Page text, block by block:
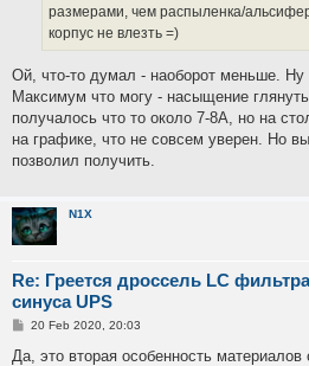
размерами, чем распыленка/
корпус не влезть =)
Ой, что-то думал - наоборот меньше. Ну
Максимум что могу - насыщение
получалось что то около 7-8А, но на
на графике, что не совсем уверен. Но
позволил получить.
N1X
Re: Греется дроссель LC
синуса UPS
P
s
20 Feb 2020, 20:03
Да, это вторая особенность